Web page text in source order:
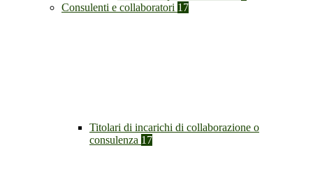
Consulenti e collaboratori 17
Titolari di incarichi di collaborazione o
consulenza 17